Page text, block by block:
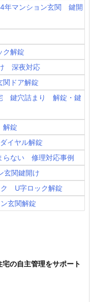
年マンション玄関 鍵開
解錠
深夜対応
ドア解錠
鍵穴詰まり 解錠・鍵
錠
イヤル解錠
ない 修理対応事例
玄関鍵開け
U字ロック解錠
玄関解錠
の自主管理をサポート